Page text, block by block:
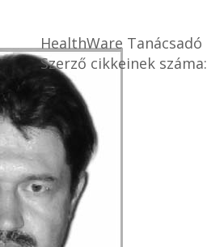
HealthWare Tanácsadó
Szerző cikkeinek